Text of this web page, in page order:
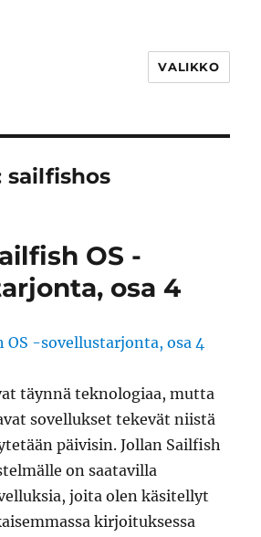
VALIKKO
sailfishos
OS -
osa 4
täynnä teknologiaa, mutta
sovellukset tekevät niistä
päivisin. Jollan Sailfish
on saatavilla
joita olen käsitellyt
kirjoituksessa